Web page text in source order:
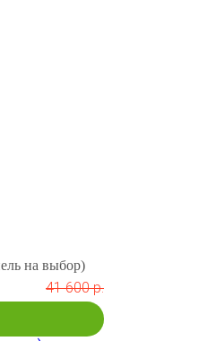
на выбор)
41 600 р.